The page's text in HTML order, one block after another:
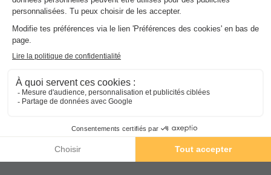
Piscine extérieure non chauffée
Ouvert en juillet et août
Gratuit
Activités et animations proposées
Espace aquatique, Animations, Sports et Loisirs